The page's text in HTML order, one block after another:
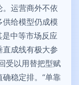
运营商外不依
给模型仍成模
中等市场反应
成线有极大参
受以用替把型赋
稳定排。“单靠